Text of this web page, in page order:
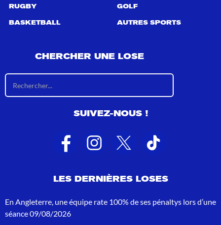
RUGBY
BASKETBALL
GOLF
AUTRES SPORTS
CHERCHER UNE LOSE
s
l
a
t
s
r
c
SUIVEZ-NOUS !
LES DERNIÈRES LOSES
En Angleterre, une équipe rate 100% de ses pénaltys lors d’une
séance09/08/2026